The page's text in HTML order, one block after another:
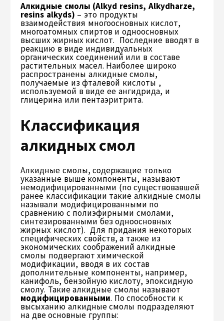
Алкидные смолы (Alkyd resins, Alkydharze,
resins alkyds) – это продукты
взаимодействия многоосновных кислот,
многоатомных спиртов и одноосновных
высших жирных кислот. Последние вводят в
реакцию в виде индивидуальных
органических соединений или в составе
растительных масел. Наиболее широко
распространены алкидные смолы,
получаемые из фталевой кислоты ,
используемой в виде ее ангидрида, и
глицерина или пентаэритрита.
Классификация
алкидных смол
Алкидные смолы, содержащие только
указанные выше компоненты, называют
немодифицированными (по существовавшей
ранее классификации такие алкидные смолы
называли модифицированными по
сравнению с полиэфирными смолами,
синтезированными без одноосновных
жирных кислот). Для придания некоторых
специфических свойств, а также из
экономических соображений алкидные
смолы подвергают химической
модификации, вводя в их состав
дополнительные компоненты, например,
канифоль, бензойную кислоту, эпоксидную
смолу. Такие алкидные смолы называют
модифицированными. По способности к
высыханию алкидные смолы подразделяют
на две основные группы: